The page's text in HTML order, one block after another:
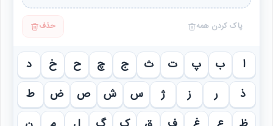
پاک کردن همه حذف
ا ب پ ت ث ج چ ح خ
د
ذ
ر ز ژ س ش ص ض
ط